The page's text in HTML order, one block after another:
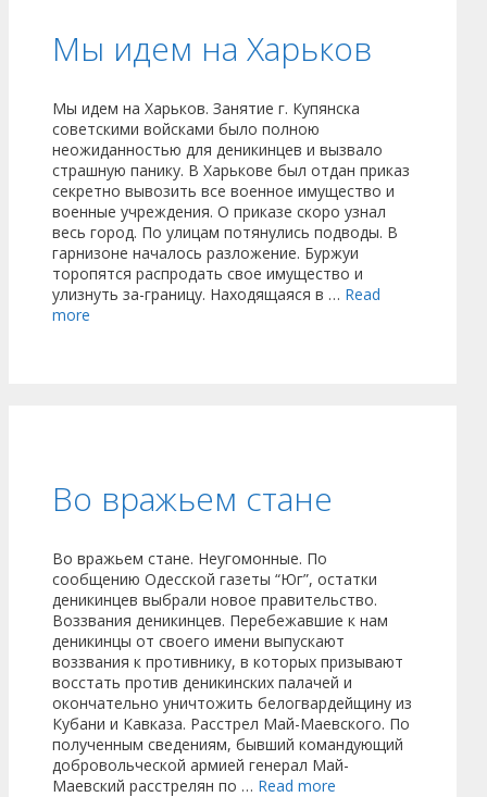
Мы идем на Харьков
Мы идем на Харьков. Занятие г. Купянска
советскими войсками было полною
неожиданностью для деникинцев и вызвало
страшную панику. В Харькове был отдан приказ
секретно вывозить все военное имущество и
военные учреждения. О приказе скоро узнал
весь город. По улицам потянулись подводы. В
гарнизоне началось разложение. Буржуи
торопятся распродать свое имущество и
улизнуть за-границу. Находящаяся в … Read
more
Во вражьем стане
Во вражьем стане. Неугомонные. По
сообщению Одесской газеты “Юг”, остатки
деникинцев выбрали новое правительство.
Воззвания деникинцев. Перебежавшие к нам
деникинцы от своего имени выпускают
воззвания к противнику, в которых призывают
восстать против деникинских палачей и
окончательно уничтожить белогвардейщину из
Кубани и Кавказа. Расстрел Май-Маевского. По
полученным сведениям, бывший командующий
добровольческой армией генерал Май-
Маевский расстрелян по … Read more